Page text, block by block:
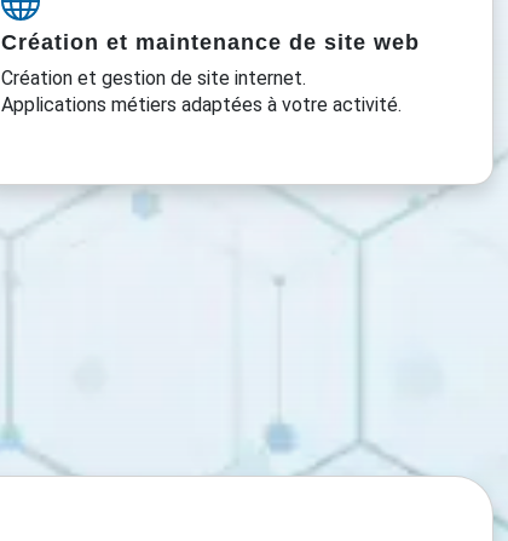
Création et maintenance de site web
Création et gestion de site internet.
Applications métiers adaptées à votre activité.